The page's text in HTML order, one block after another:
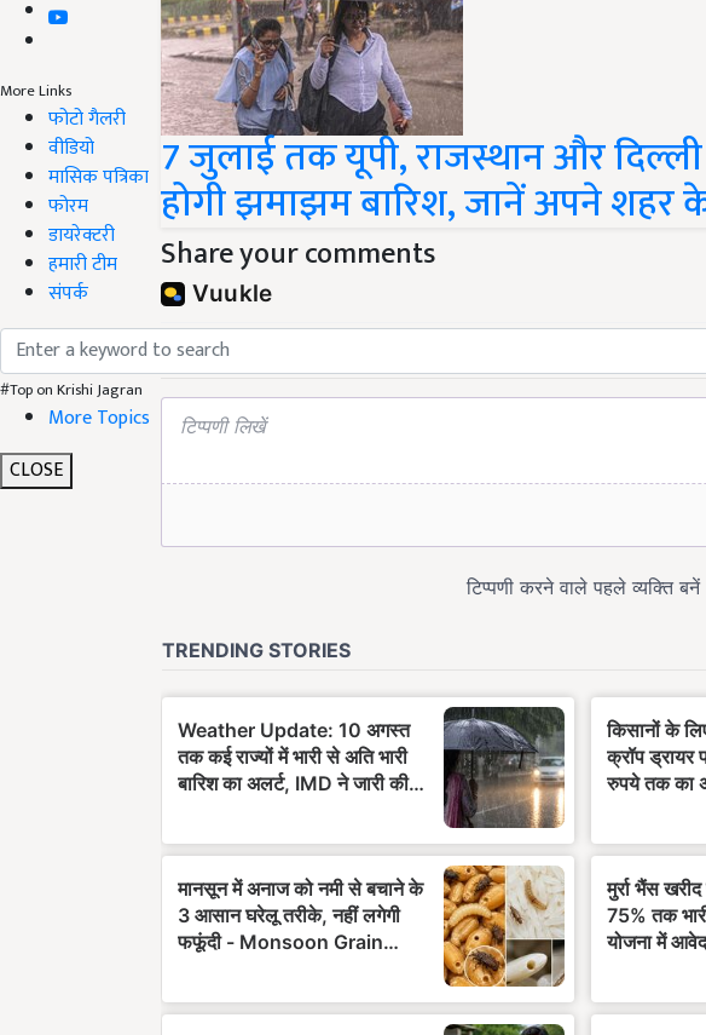
More Links
फोटो गैलरी
वीडियो
मासिक पत्रिका
फोरम
डायरेक्टरी
हमारी टीम
संपर्क
#Top on Krishi Jagran
More Topics
CLOSE
7 जुलाई तक यूपी, राजस्थान और
होगी झमाझम बारिश, जानें अपने शहर
Share your comments